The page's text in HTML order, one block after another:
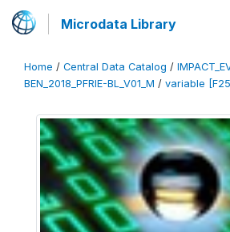
Microdata Library
Home / Central Data Catalog /
BEN_2018_PFRIE-BL_V01_M / variable [F25]